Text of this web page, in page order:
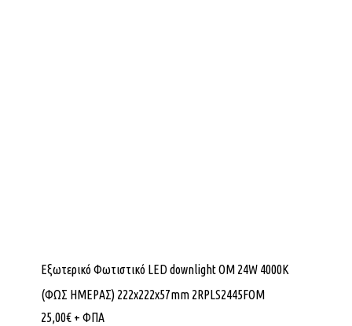
Εξωτερικό Φωτιστικό LED downlight OM 24W 4000K
(ΦΩΣ ΗΜΕΡΑΣ) 222x222x57mm 2RPLS2445FOM
25,00€ + ΦΠΑ